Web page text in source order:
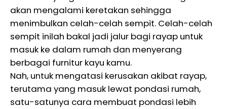
akan mengalami keretakan sehingga
menimbulkan celah-celah sempit. Celah-celah
sempit inilah bakal jadi jalur bagi rayap untuk
masuk ke dalam rumah dan menyerang
berbagai furnitur kayu kamu.
Nah, untuk mengatasi kerusakan akibat rayap,
terutama yang masuk lewat pondasi rumah,
satu-satunya cara membuat pondasi lebih